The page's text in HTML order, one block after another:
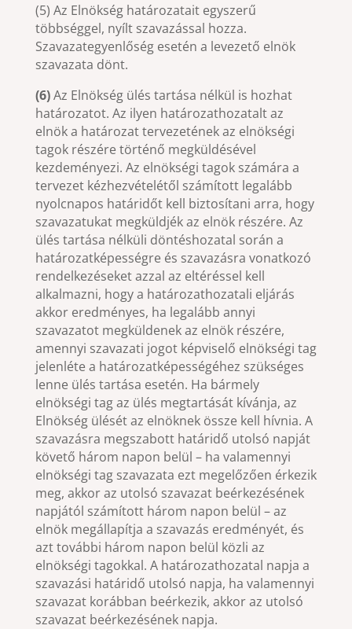
(5) Az Elnökség határozatait egyszerű
többséggel, nyílt szavazással hozza.
Szavazategyenlőség esetén a levezető elnök
szavazata dönt.
(6)Az Elnökség ülés tartása nélkül is hozhat
határozatot. Az ilyen határozathozatalt az
elnök a határozat tervezetének az elnökségi
tagok részére történő megküldésével
kezdeményezi. Az elnökségi tagok számára a
tervezet kézhezvételétől számított legalább
nyolcnapos határidőt kell biztosítani arra, hogy
szavazatukat megküldjék az elnök részére. Az
ülés tartása nélküli döntéshozatal során a
határozatképességre és szavazásra vonatkozó
rendelkezéseket azzal az eltéréssel kell
alkalmazni, hogy a határozathozatali eljárás
akkor eredményes, ha legalább annyi
szavazatot megküldenek az elnök részére,
amennyi szavazati jogot képviselő elnökségi tag
jelenléte a határozatképességéhez szükséges
lenne ülés tartása esetén. Ha bármely
elnökségi tag az ülés megtartását kívánja, az
Elnökség ülését az elnöknek össze kell hívnia. A
szavazásra megszabott határidő utolsó napját
követő három napon belül – ha valamennyi
elnökségi tag szavazata ezt megelőzően érkezik
meg, akkor az utolsó szavazat beérkezésének
napjától számított három napon belül – az
elnök megállapítja a szavazás eredményét, és
azt további három napon belül közli az
elnökségi tagokkal. A határozathozatal napja a
szavazási határidő utolsó napja, ha valamennyi
szavazat korábban beérkezik, akkor az utolsó
szavazat beérkezésének napja.